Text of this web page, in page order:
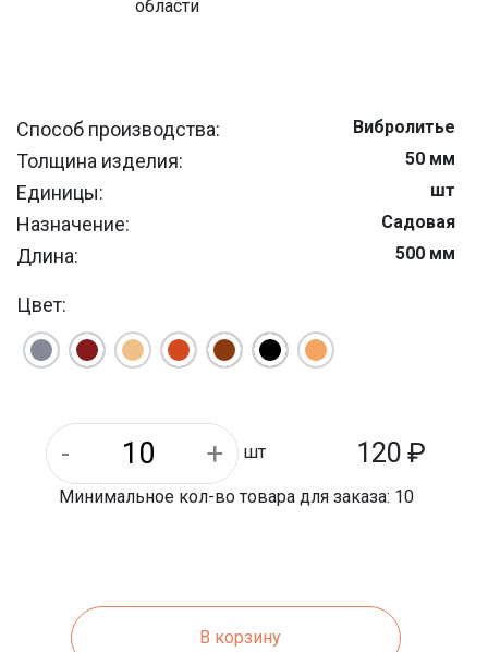
Способ производства: Вибролитье
Толщина изделия: 50 мм
Единицы: шт
Назначение: Садовая
Длина: 500 мм
Цвет:
шт 120 ₽
Минимальное кол-во товара для заказа: 10
В корзину